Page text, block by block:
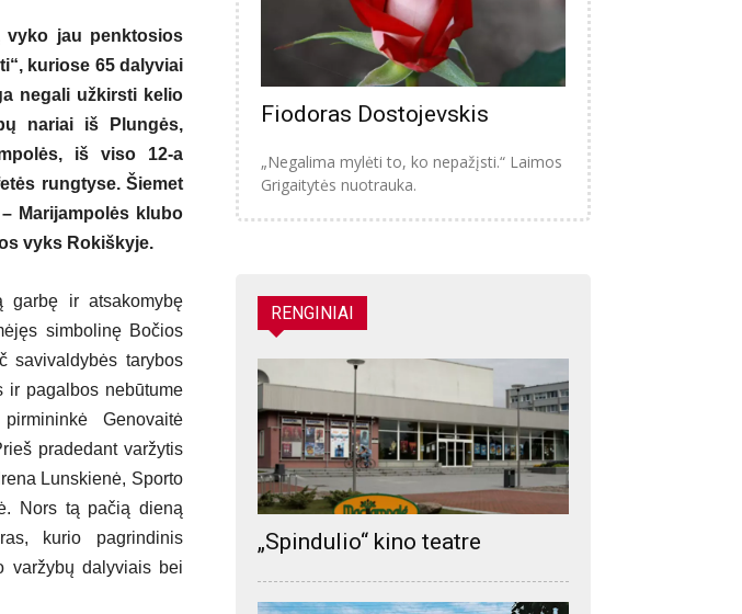
vyko jau penktosios
kuriose 65 dalyviai
negali užkirsti kelio
nariai iš Plungės,
iš viso 12-a
rungtyse. Šiemet
Marijampolės klubo
vyks Rokiškyje.
garbę ir atsakomybę
simbolinę Bočios
savivaldybės tarybos
ir pagalbos nebūtume
Genovaitė
pradedant varžytis
Lunskienė, Sporto
Nors tą pačią dieną
kurio pagrindinis
varžybų dalyviais bei
Fiodoras Dostojevskis
„Negalima mylėti to, ko nepažįsti.“ Laimos
Grigaitytės nuotrauka.
RENGINIAI
„Spindulio“ kino teatre